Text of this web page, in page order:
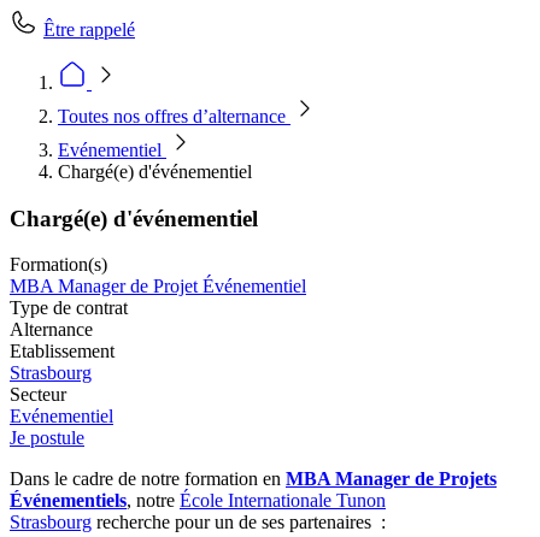
Être rappelé
Toutes nos offres d’alternance
Evénementiel
Chargé(e) d'événementiel
Chargé(e) d'événementiel
Formation(s)
MBA Manager de Projet Événementiel
Type de contrat
Alternance
Etablissement
Strasbourg
Secteur
Evénementiel
Je postule
Dans le cadre de notre formation en MBA Manager de Projets
Événementiels, notre École Internationale Tunon
Strasbourg recherche pour un de ses partenaires :